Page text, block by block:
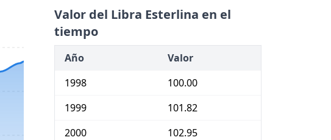
Valor del Libra Esterlina en el
tiempo
Año
Valor
1998
100.00
1999
101.82
2000
102.95